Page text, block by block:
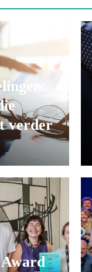
verder